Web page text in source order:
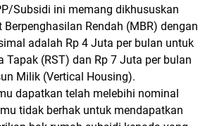
Subsidi ini memang dikhususkan
Rendah (MBR) dengan
adalah Rp 4 Juta per bulan untuk
Tapak (RST) dan Rp 7 Juta per bulan
Milik (Vertical Housing).
dapatkan telah melebihi nominal
tidak berhak untuk mendapatkan